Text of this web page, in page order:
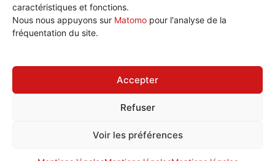
caractéristiques et fonctions.
Nous nous appuyons sur Matomo pour l'analyse de la
fréquentation du site.
Accepter
Refuser
Voir les préférences
Nous écrire
[wt_cli_manage_consent]